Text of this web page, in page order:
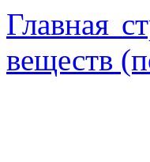
Главная
веществ